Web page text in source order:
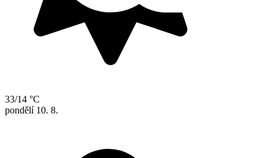
33/14 °C
pondělí 10. 8.